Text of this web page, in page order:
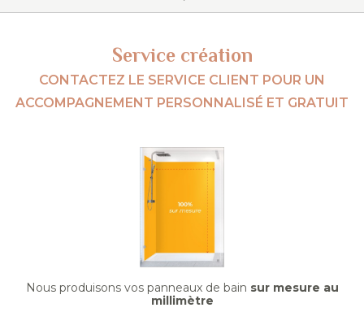
Service création
CONTACTEZ LE SERVICE CLIENT POUR UN
ACCOMPAGNEMENT PERSONNALISÉ ET GRATUIT
Nous produisons vos panneaux de bain sur mesure au
millimètre